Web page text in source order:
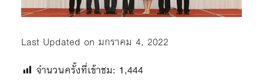
Last Updated on มกราคม 4, 2022
จำนวนครั้งที่เข้าชม: 1,444